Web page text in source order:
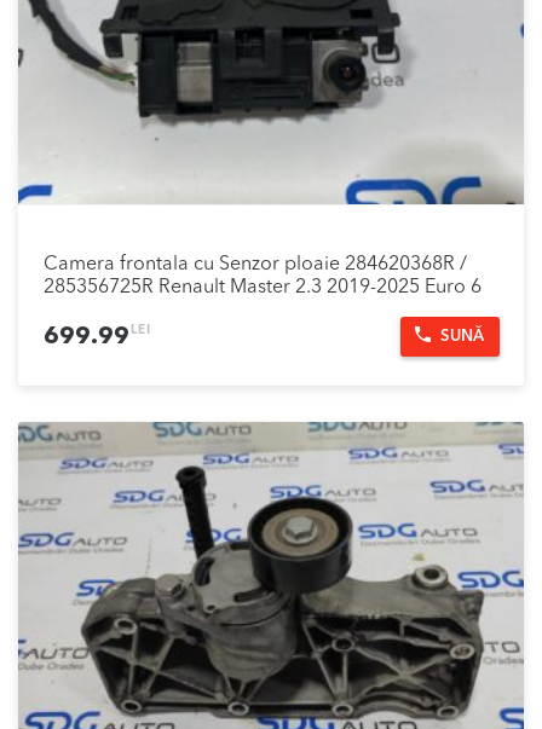
Camera frontala cu Senzor ploaie 284620368R /
285356725R Renault Master 2.3 2019-2025 Euro 6
699.99 LEI SUNĂ